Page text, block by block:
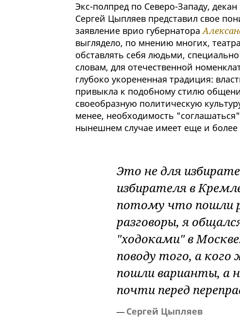
Экс-полпред по Северо-Западу,
Сергей Цыпляев представил свое
заявление врио губернатора
выглядело, по мнению многих,
обставлять себя людьми,
словам, для отечественной
глубоко укорененная традиция:
привыкла к подобному стилю
своеобразную политическую
менее, необходимость
нынешнем случае имеет еще и
Это не для
избирателя в
потому что пошли
разговоры, я
"ходоками" в
поводу того, а
пошли варианты, а
почти перед
— Сергей Цыпляев